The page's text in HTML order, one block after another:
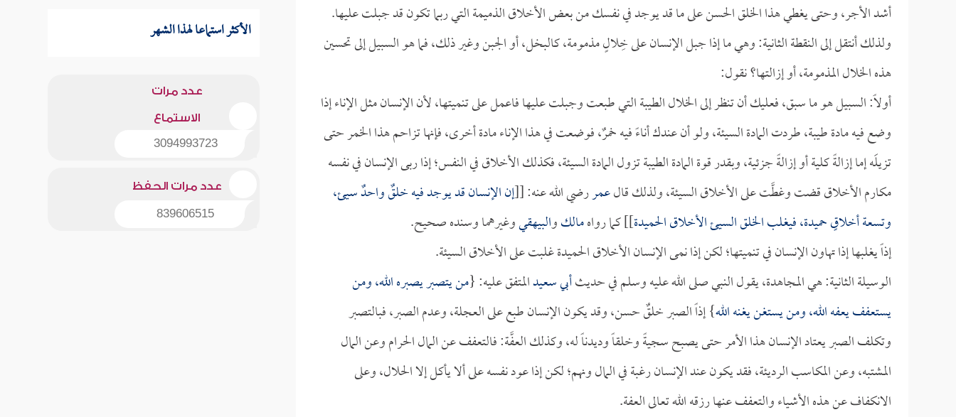
أشد الأجر، وحتى يغطي هذا الخلق الحسن على ما قد يوجد في نفسك من بعض الأخلاق الذميمة التي ربما تكون قد جبلت عليها.
ولذلك أنتقل إلى النقطة الثانية: وهي ما إذا جبل الإنسان على خِلالٍ مذمومة، كالبخل، أو الجبن وغير ذلك، فما هو السبيل إلى تحسين
هذه الخلال المذمومة، أو إزالتها؟ نقول:
أولاً: السبيل هو ما سبق، فعليك أن تنظر إلى الخلال الطيبة التي طبعت وجبلت عليها فاعمل على تنميتها، لأن الإنسان مثل الإناء إذا
وضع فيه مادة طيبة، طردت المادة السيئة، ولو أن عندك أناءً فيه خمرٌ، فوضعت في هذا الإناء مادة أخرى، فإنها تزاحم هذا الخمر حتى
تزيلَه إما إزالةً كلية أو إزالةً جزئية، وبقدر قوة المادة الطيبة تزول المادة السيئة، فكذلك الأخلاق في النفس؛ إذا ربى الإنسان في نفسه
مكارم الأخلاق قضت وغطَّت على الأخلاق السيئة، ولذلك قالعمررضي الله عنه: [[إن الإنسان قد يوجد فيه خلقٌ واحدٌ سيئ،
وتسعة أخلاقٍ حميدة، فيغلب الخلق السيئ الأخلاق الحميدة]] كما رواهمالكوالبيهقيوغيرهما وسنده صحيح.
إذاً يغلبها إذا تهاون الإنسان في تنميتها؛ لكن إذا نمى الإنسان الأخلاق الحميدة غلبت على الأخلاق السيئة.
الوسيلة الثانية: هي المجاهدة، يقول النبي صلى الله عليه وسلم في حديثأبي سعيدالمتفق عليه: {من يتصبر يصبره الله، ومن
يستعفف يعفه الله، ومن يستغن يغنه الله} إذاً الصبر خلقٌ حسن، وقد يكون الإنسان طبع على العجلة، وعدم الصبر، فبالتصبر
وتكلف الصبر يعتاد الإنسان هذا الأمر حتى يصبح سجيةً وخلقاً وديدناً له، وكذلك العفَّة: فالتعفف عن المال الحرام وعن المال
المشتبه، وعن المكاسب الرديئة، فقد يكون عند الإنسان رغبة في المال ونهم؛ لكن إذا عود نفسه على ألا يأكل إلا الحلال، وعلى
الانكفاف عن هذه الأشياء والتعفف عنها رزقه الله تعالى العفة.
الأكثر استماعا لهذا الشهر
عدد مرات
الاستماع
3094993723
عدد مرات الحفظ
839606515